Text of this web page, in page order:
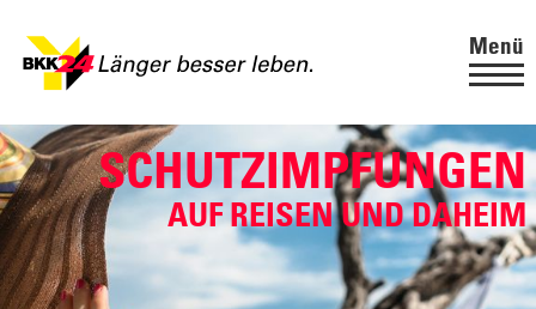
Menü
SCHUTZIMPFUNGEN
AUF REISEN UND DAHEIM